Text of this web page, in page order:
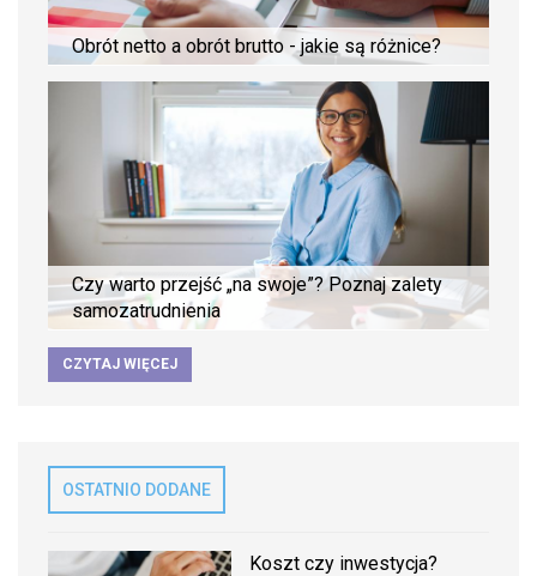
Obrót netto a obrót brutto - jakie są różnice?
Czy warto przejść „na swoje”? Poznaj zalety
samozatrudnienia
CZYTAJ WIĘCEJ
OSTATNIO DODANE
Koszt czy inwestycja?